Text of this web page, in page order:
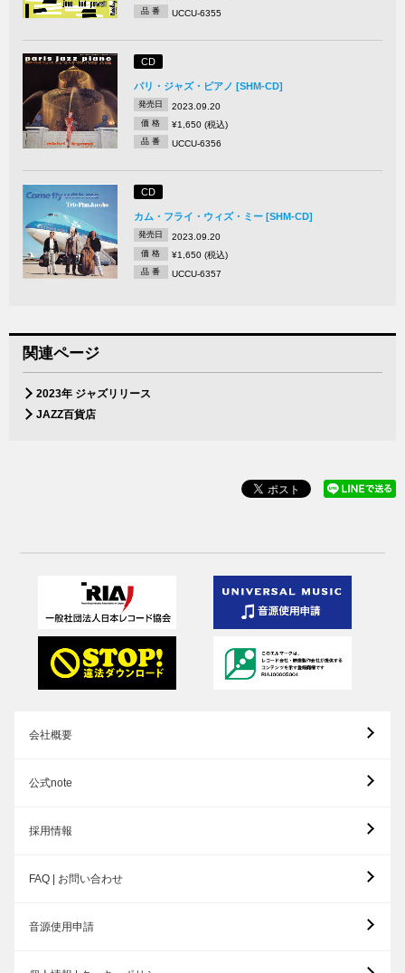
品 番 UCCU-6355
CD
パリ・ジャズ・ピアノ [SHM-CD]
発売日 2023.09.20
価 格 ¥1,650 (税込)
品 番 UCCU-6356
CD
カム・フライ・ウィズ・ミー [SHM-CD]
発売日 2023.09.20
価 格 ¥1,650 (税込)
品 番 UCCU-6357
関連ページ
2023年 ジャズリリース
JAZZ百貨店
会社概要
公式note
採用情報
FAQ | お問い合わせ
音源使用申請